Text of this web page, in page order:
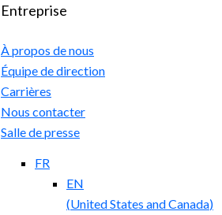
Entreprise
À propos de nous
Équipe de direction
Carrières
Nous contacter
Salle de presse
FR
EN
(United States and Canada)